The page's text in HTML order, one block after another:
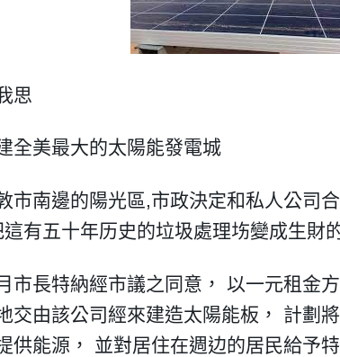
思
全美最大的太陽能發電城
市南邊的陽光區 市政決定和私人公司
這有五十年历史的垃圾處理㘯變成生財
市長特納經市議之同意 ， 以一元租金
交由該公司經來建造太陽能板 ， 計劃將
供能源 ， 並對居住在週边的居民給予